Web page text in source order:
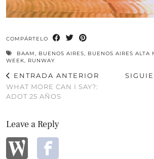
COMPÁRTELO
BAAM, BUENOS AIRES, BUENOS AIRES ALTA
WEEK, RUNWAY
ENTRADA ANTERIOR
WHAT MORE CAN I SAY?:
ADOT 25 AÑOS
Leave a Reply